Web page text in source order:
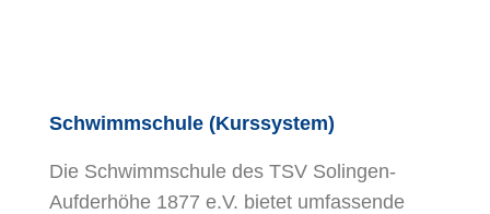
Schwimmschule (Kurssystem)
Die Schwimmschule des TSV Solingen-
Aufderhöhe 1877 e.V. bietet umfassende